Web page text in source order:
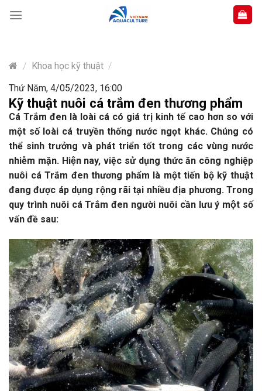
content
/ Khoa học kỹ thuật /
Thứ Năm, 4/05/2023, 16:00
Kỹ thuật nuôi cá trắm đen thương phẩm
Cá Trắm đen là loài cá có giá trị kinh tế cao hơn so với
một số loài cá truyền thống nước ngọt khác. Chúng có
thể sinh trưởng và phát triển tốt trong các vùng nước
nhiễm mặn. Hiện nay, việc sử dụng thức ăn công nghiệp
nuôi cá Trắm đen thương phẩm là một tiến bộ kỹ thuật
đang được áp dụng rộng rãi tại nhiều địa phương. Trong
quy trình nuôi cá Trắm đen người nuôi cần lưu ý một số
vấn đề sau: